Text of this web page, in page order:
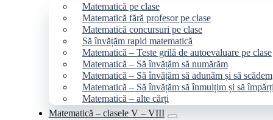
Matematică pe clase
Matematică fără profesor pe clase
Matematică concursuri pe clase
Să învățăm rapid matematică
Matematică – Teste grilă de autoevaluare pe clase
Matematică – Să învățăm să numărăm
Matematică – Să învățăm să adunăm și să scădem
Matematică – Să învățăm să înmulțim și să
Matematică – alte cărți
Matematică – clasele V – VIII